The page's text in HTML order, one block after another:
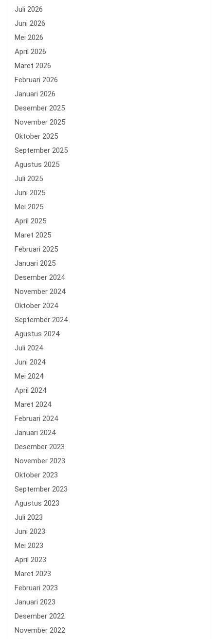
Juli 2026
Juni 2026
Mei 2026
April 2026
Maret 2026
Februari 2026
Januari 2026
Desember 2025
November 2025
Oktober 2025
September 2025
Agustus 2025
Juli 2025
Juni 2025
Mei 2025
April 2025
Maret 2025
Februari 2025
Januari 2025
Desember 2024
November 2024
Oktober 2024
September 2024
Agustus 2024
Juli 2024
Juni 2024
Mei 2024
April 2024
Maret 2024
Februari 2024
Januari 2024
Desember 2023
November 2023
Oktober 2023
September 2023
Agustus 2023
Juli 2023
Juni 2023
Mei 2023
April 2023
Maret 2023
Februari 2023
Januari 2023
Desember 2022
November 2022